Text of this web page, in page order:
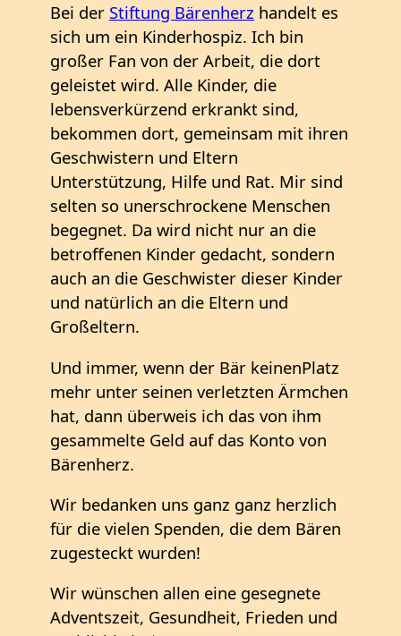
Bei der Stiftung Bärenherz handelt es
sich um ein Kinderhospiz. Ich bin
großer Fan von der Arbeit, die dort
geleistet wird. Alle Kinder, die
lebensverkürzend erkrankt sind,
bekommen dort, gemeinsam mit ihren
Geschwistern und Eltern
Unterstützung, Hilfe und Rat. Mir sind
selten so unerschrockene Menschen
begegnet. Da wird nicht nur an die
betroffenen Kinder gedacht, sondern
auch an die Geschwister dieser Kinder
und natürlich an die Eltern und
Großeltern.
Und immer, wenn der Bär keinenPlatz
mehr unter seinen verletzten Ärmchen
hat, dann überweis ich das von ihm
gesammelte Geld auf das Konto von
Bärenherz.
Wir bedanken uns ganz ganz herzlich
für die vielen Spenden, die dem Bären
zugesteckt wurden!
Wir wünschen allen eine gesegnete
Adventszeit, Gesundheit, Frieden und